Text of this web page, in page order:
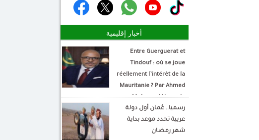
أخبار إقليمية
Entre Guerguerat et
Tindouf : où se joue
réellement l’intérêt de la
Mauritanie ? Par Ahmed
Mohamed Hamada
Écrivain et analyste
politique
رسميا.. عُمان أول دولة
عربية تحدد موعد بداية
شهر رمضان